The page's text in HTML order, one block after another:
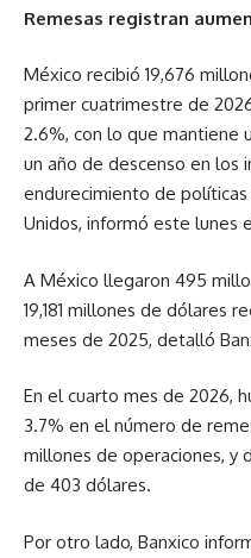
Remesas registran
México recibió 19,676
primer cuatrimestre de
2.6%, con lo que mantiene
un año de descenso en los
endurecimiento de
Unidos, informó este lunes
A México llegaron 495
19,181 millones de dólares
meses de 2025, detalló
En el cuarto mes de 2026,
3.7% en el número de
millones de operaciones, y
de 403 dólares.
Por otro lado, Banxico